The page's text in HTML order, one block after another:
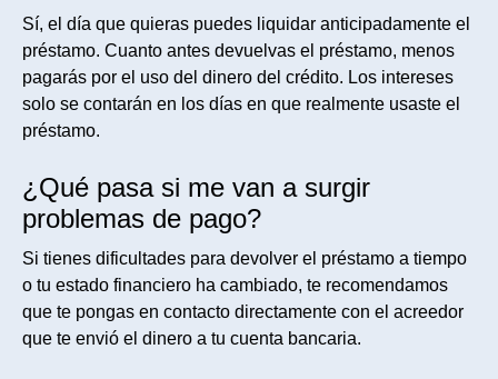
Sí, el día que quieras puedes liquidar anticipadamente el
préstamo. Cuanto antes devuelvas el préstamo, menos
pagarás por el uso del dinero del crédito. Los intereses
solo se contarán en los días en que realmente usaste el
préstamo.
¿Qué pasa si me van a surgir
problemas de pago?
Si tienes dificultades para devolver el préstamo a tiempo
o tu estado financiero ha cambiado, te recomendamos
que te pongas en contacto directamente con el acreedor
que te envió el dinero a tu cuenta bancaria.